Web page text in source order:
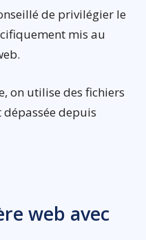
de privilégier le
mis au
on utilise des fichiers
dépassée depuis
web avec